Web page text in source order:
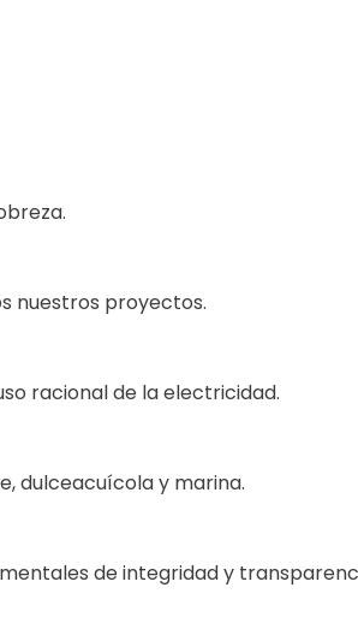
nuestros proyectos.
racional de la electricidad.
dulceacuícola y marina.
de integridad y